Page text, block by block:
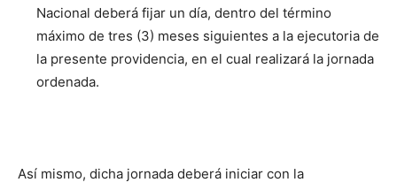
Nacional deberá fijar un día, dentro del término
máximo de tres (3) meses siguientes a la ejecutoria de
la presente providencia, en el cual realizará la jornada
ordenada.
Así mismo, dicha jornada deberá iniciar con la